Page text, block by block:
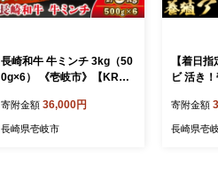
長崎和牛 牛ミンチ 3kg（50
0g×6） 《壱岐市》【KRAZ
ミンチ 牛ミンチ ひき肉 挽
肉 挽き肉 小分け ハンバー
寄附金額 36,000円
長崎県壱岐市
【着日
ビ 活き
市》【住
養殖 貝
寄附金額
長崎県壱